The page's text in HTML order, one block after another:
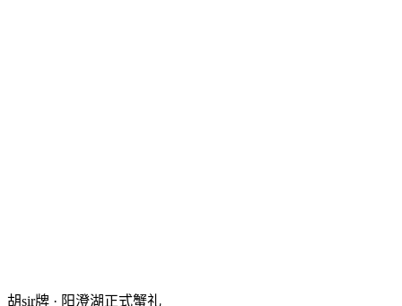
胡sir牌 · 阳澄湖正式蟹礼